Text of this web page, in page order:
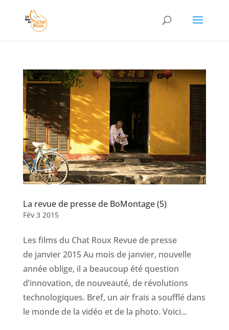
La revue de presse de BoMontage (5)
Fév 3 2015
Les films du Chat Roux Revue de presse
de janvier 2015 Au mois de janvier, nouvelle
année oblige, il a beaucoup été question
d’innovation, de nouveauté, de révolutions
technologiques. Bref, un air frais a soufflé dans
le monde de la vidéo et de la photo. Voici...